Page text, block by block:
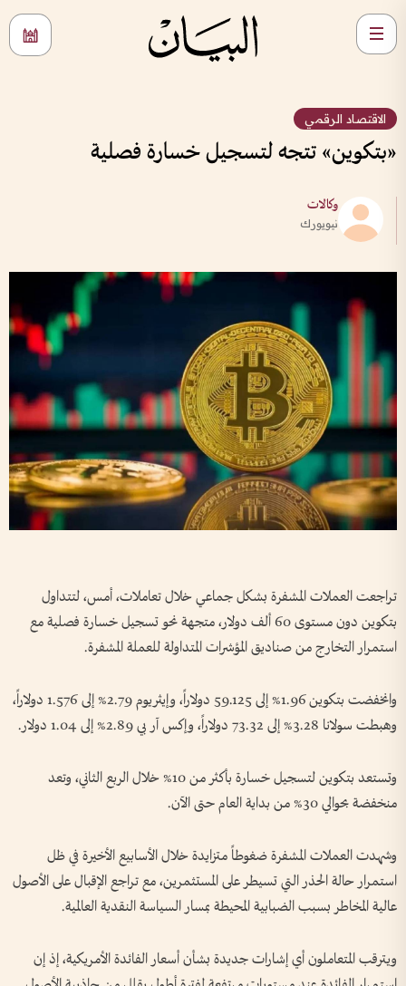
الاقتصاد الرقمي
«بتكوين» تتجه لتسجيل خسارة فصلية
وكالات
نيويورك
تراجعت العملات المشفرة بشكل جماعي خلال تعاملات، أمس، لتتداول
بتكوين دون مستوى 60 ألف دولار، متجهة نحو تسجيل خسارة فصلية مع
استمرار التخارج من صناديق المؤشرات المتداولة للعملة المشفرة.
وانخفضت بتكوين 1.96% إلى 59.125 دولاراً، وإيثريوم 2.79% إلى 1.576 دولاراً،
وهبطت سولانا 3.28% إلى 73.32 دولاراً، وإكس آر بي 2.89% إلى 1.04 دولار.
وتستعد بتكوين لتسجيل خسارة بأكثر من 10% خلال الربع الثاني، وتعد
منخفضة بحوالي 30% من بداية العام حتى الآن.
وشهدت العملات المشفرة ضغوطاً متزايدة خلال الأسابيع الأخيرة في ظل
استمرار حالة الحذر التي تسيطر على المستثمرين، مع تراجع الإقبال على الأصول
عالية المخاطر بسبب الضبابية المحيطة بمسار السياسة النقدية العالمية.
ويترقب المتعاملون أي إشارات جديدة بشأن أسعار الفائدة الأمريكية، إذ إن